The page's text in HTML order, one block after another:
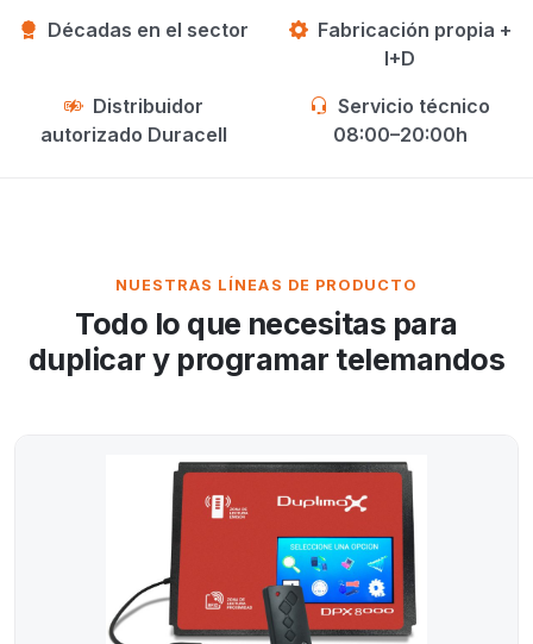
Décadas en el sector
Fabricación propia +
I+D
Distribuidor
autorizado Duracell
Servicio técnico
08:00–20:00h
NUESTRAS LÍNEAS DE PRODUCTO
Todo lo que necesitas para
duplicar y programar telemandos